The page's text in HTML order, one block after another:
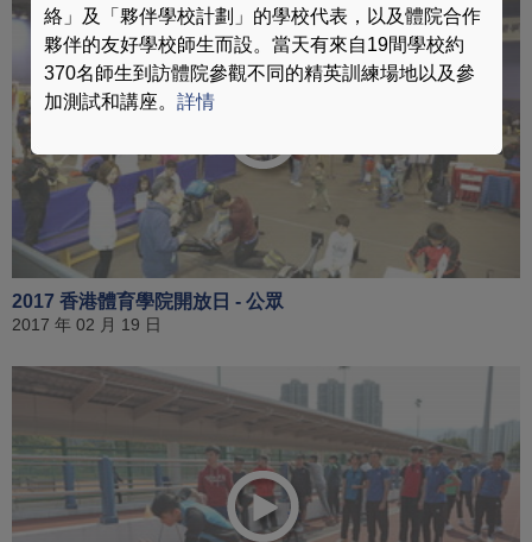
2017 香港體育學院開放日 - 公眾
2017 年 02 月 19 日
絡」及「夥伴學校計劃」的學校代表，以及體院合作
夥伴的友好學校師生而設。當天有來自19間學校約
370名師生到訪體院參觀不同的精英訓練場地以及參
加測試和講座。 詳情